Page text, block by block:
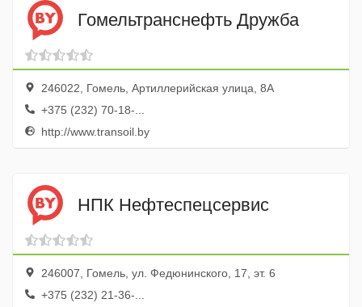
Гомельтранснефть Дружба
246022, Гомель, Артиллерийская улица, 8А
+375 (232) 70-18-...
http://www.transoil.by
НПК Нефтеспецсервис
246007, Гомель, ул. Федюнинского, 17, эт. 6
+375 (232) 21-36-...